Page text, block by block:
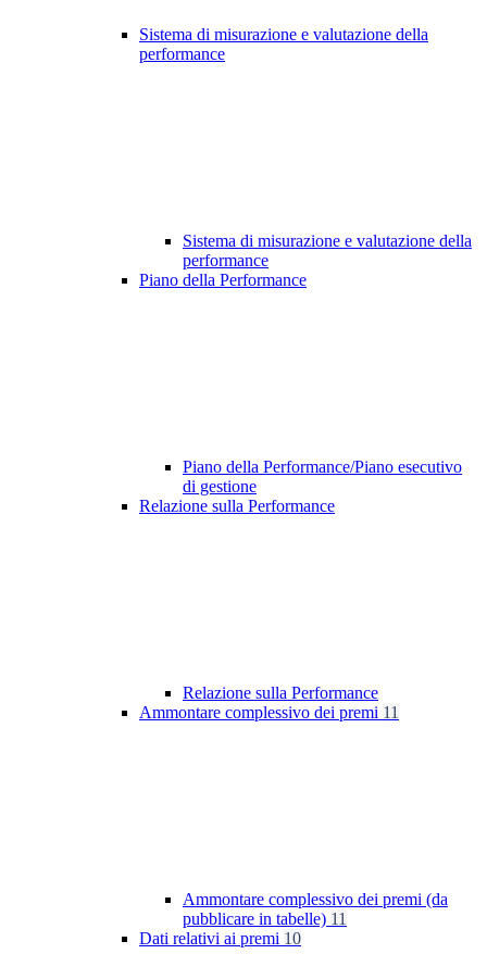
Sistema di misurazione e valutazione della
performance
Sistema di misurazione e valutazione della
performance
Piano della Performance
Piano della Performance/Piano esecutivo
di gestione
Relazione sulla Performance
Relazione sulla Performance
Ammontare complessivo dei premi 11
Ammontare complessivo dei premi (da
pubblicare in tabelle) 11
Dati relativi ai premi 10